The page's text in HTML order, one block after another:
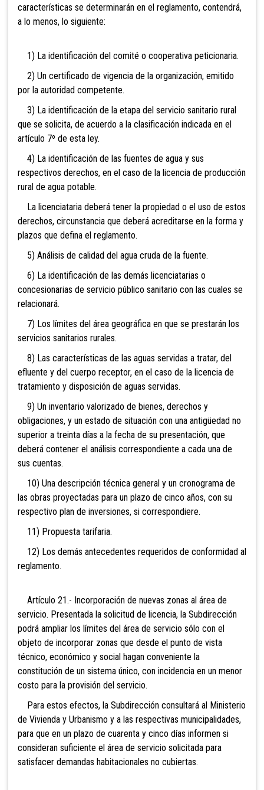
características se determinarán en el reglamento, contendrá,
a lo menos, lo siguiente:
1) La identificación del comité o cooperativa peticionaria.
2) Un certificado de vigencia de la organización, emitido
por la autoridad competente.
3) La identificación de la etapa del servicio sanitario rural
que se solicita, de acuerdo a la clasificación indicada en el
artículo 7º de esta ley.
4) La identificación de las fuentes de agua y sus
respectivos derechos, en el caso de la licencia de producción
rural de agua potable.
La licenciataria deberá tener la propiedad o el uso de estos
derechos, circunstancia que deberá acreditarse en la forma y
plazos que defina el reglamento.
5) Análisis de calidad del agua cruda de la fuente.
6) La identificación de las demás licenciatarias o
concesionarias de servicio público sanitario con las cuales se
relacionará.
7) Los límites del área geográfica en que se prestarán los
servicios sanitarios rurales.
8) Las características de las aguas servidas a tratar, del
efluente y del cuerpo receptor, en el caso de la licencia de
tratamiento y disposición de aguas servidas.
9) Un inventario valorizado de bienes, derechos y
obligaciones, y un estado de situación con una antigüedad no
superior a treinta días a la fecha de su presentación, que
deberá contener el análisis correspondiente a cada una de
sus cuentas.
10) Una descripción técnica general y un cronograma de
las obras proyectadas para un plazo de cinco años, con su
respectivo plan de inversiones, si correspondiere.
11) Propuesta tarifaria.
12) Los demás antecedentes requeridos de conformidad al
reglamento.
Artículo 21.- Incorporación de nuevas zonas al área de
servicio. Presentada la solicitud de licencia, la Subdirección
podrá ampliar los límites del área de servicio sólo con el
objeto de incorporar zonas que desde el punto de vista
técnico, económico y social hagan conveniente la
constitución de un sistema único, con incidencia en un menor
costo para la provisión del servicio.
Para estos efectos, la Subdirección consultará al Ministerio
de Vivienda y Urbanismo y a las respectivas municipalidades,
para que en un plazo de cuarenta y cinco días informen si
consideran suficiente el área de servicio solicitada para
satisfacer demandas habitacionales no cubiertas.